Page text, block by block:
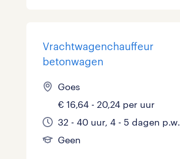
Vrachtwagenchauffeur
betonwagen
Goes
€ 16,64 - 20,24 per uur
32 - 40 uur, 4 - 5 dagen p.w.
Geen